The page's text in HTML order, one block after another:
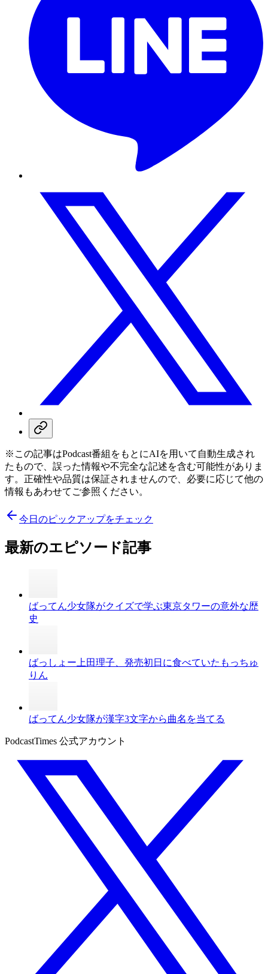
※この記事はPodcast番組をもとにAIを用いて自動生成され
たもので、誤った情報や不完全な記述を含む可能性がありま
す。正確性や品質は保証されませんので、必要に応じて他の
情報もあわせてご参照ください。
今日のピックアップをチェック
最新のエピソード記事
ばってん少女隊がクイズで学ぶ東京タワーの意外な歴
史
ばっしょー上田理子、発売初日に食べていたもっちゅ
りん
ばってん少女隊が漢字3文字から曲名を当てる
PodcastTimes 公式アカウント